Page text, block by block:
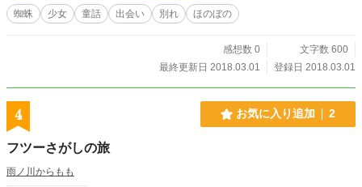
蜘蛛 少女 童話 出会い 別れ ほのぼの
感想数 0
文字数 600
最終更新日 2018.03.01
登録日 2018.03.01
4 お気に入り追加 2
フツーさがしの旅
雨ノ川からもも